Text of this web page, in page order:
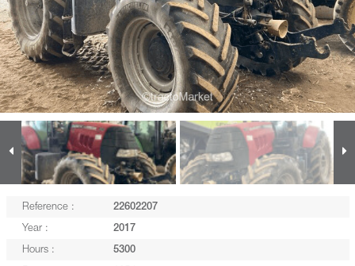
Reference : 22602207
Year : 2017
Hours : 5300